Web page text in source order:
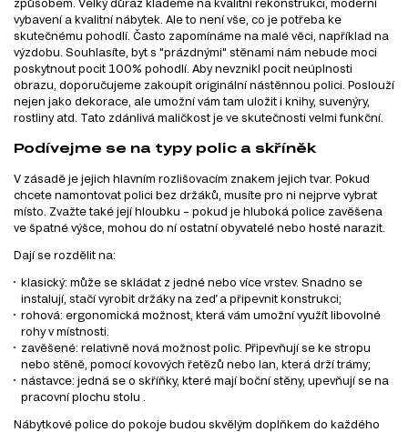
vybavení a kvalitní nábytek. Ale to není vše, co je potřeba ke
skutečnému pohodlí. Často zapomínáme na malé věci, například na
výzdobu. Souhlasíte, byt s "prázdnými" stěnami nám nebude moci
poskytnout pocit 100% pohodlí. Aby nevznikl pocit neúplnosti
obrazu, doporučujeme zakoupit originální nástěnnou polici. Poslouží
nejen jako dekorace, ale umožní vám tam uložit i knihy, suvenýry,
rostliny atd. Tato zdánlivá maličkost je ve skutečnosti velmi funkční.
Podívejme se na typy polic a skříněk
V zásadě je jejich hlavním rozlišovacím znakem jejich tvar. Pokud
chcete namontovat polici bez držáků, musíte pro ni nejprve vybrat
místo. Zvažte také její hloubku – pokud je hluboká police zavěšena
ve špatné výšce, mohou do ní ostatní obyvatelé nebo hosté narazit.
Dají se rozdělit na:
klasický: může se skládat z jedné nebo více vrstev. Snadno se
instalují, stačí vyrobit držáky na zeď a připevnit konstrukci;
rohová: ergonomická možnost, která vám umožní využít libovolné
rohy v místnosti.
zavěšené: relativně nová možnost polic. Připevňují se ke stropu
nebo stěně, pomocí kovových řetězů nebo lan, která drží trámy;
nástavce: jedná se o skříňky, které mají boční stěny, upevňují se na
pracovní plochu stolu .
Nábytkové police do pokoje budou skvělým doplňkem do každého